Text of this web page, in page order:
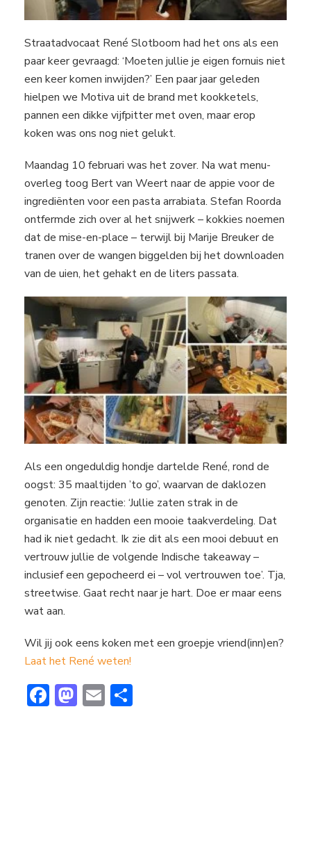
Straatadvocaat René Slotboom had het ons als een
paar keer gevraagd: ‘Moeten jullie je eigen fornuis niet
een keer komen inwijden?’ Een paar jaar geleden
hielpen we Motiva uit de brand met kookketels,
pannen een dikke vijfpitter met oven, maar erop
koken was ons nog niet gelukt.
Maandag 10 februari was het zover. Na wat menu-
overleg toog Bert van Weert naar de appie voor de
ingrediënten voor een pasta arrabiata. Stefan Roorda
ontfermde zich over al het snijwerk – kokkies noemen
dat de mise-en-place – terwijl bij Marije Breuker de
tranen over de wangen biggelden bij het downloaden
van de uien, het gehakt en de liters passata.
Als een ongeduldig hondje dartelde René, rond de
oogst: 35 maaltijden ’to go’, waarvan de daklozen
genoten. Zijn reactie: ‘Jullie zaten strak in de
organisatie en hadden een mooie taakverdeling. Dat
had ik niet gedacht. Ik zie dit als een mooi debuut en
vertrouw jullie de volgende Indische takeaway –
inclusief een gepocheerd ei – vol vertrouwen toe’. Tja,
streetwise. Gaat recht naar je hart. Doe er maar eens
wat aan.
Wil jij ook eens koken met een groepje vriend(inn)en?
Laat het René weten!
F M E